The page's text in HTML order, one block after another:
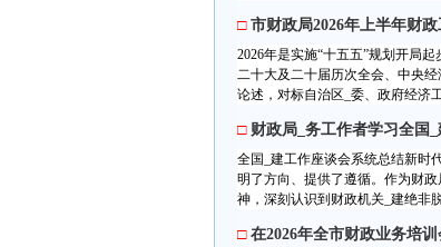
□ 市财政局2026年上半年财
2026年是实施“十五五”规划开局
二十大及二十届历次全会、中央
论述，对标自治区_委、政府经济
□ 财政局_务工作者学习全国
全国_建工作座谈会系统总结新时
明了方向、提供了遵循。作为财
神，深刻认识到财政机关_建绝非
□ 在2026年全市财政业务培